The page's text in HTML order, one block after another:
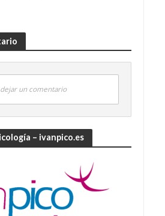
un comentario
– ivanpico.es